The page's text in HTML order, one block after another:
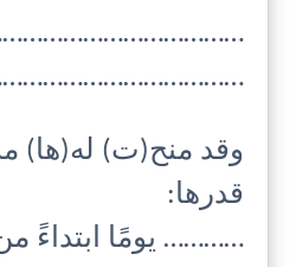
وقد منح(ت) له(ها)
قدرها:
………… يومًا